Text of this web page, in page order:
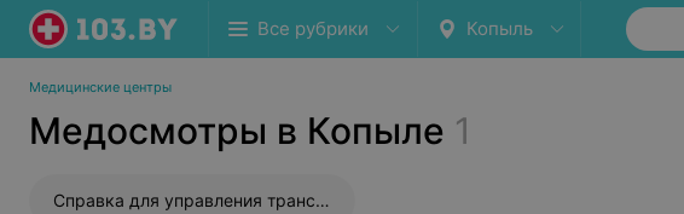
Все рубрики Копыль
Медицинские центры
Медосмотры в Копыле 1
Справка для управления транспортным средством